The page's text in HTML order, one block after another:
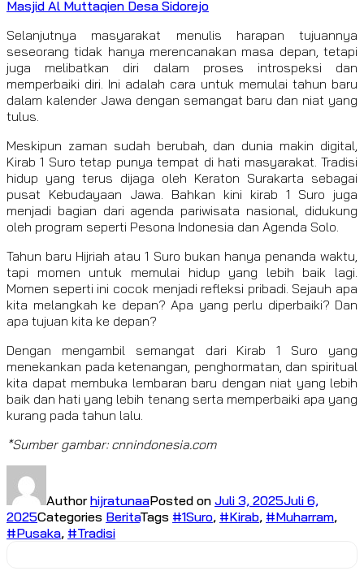
Masjid Al Muttaqien Desa Sidorejo
Selanjutnya masyarakat menulis harapan tujuannya
seseorang tidak hanya merencanakan masa depan, tetapi
juga melibatkan diri dalam proses introspeksi dan
memperbaiki diri. Ini adalah cara untuk memulai tahun baru
dalam kalender Jawa dengan semangat baru dan niat yang
tulus.
Meskipun zaman sudah berubah, dan dunia makin digital,
Kirab 1 Suro tetap punya tempat di hati masyarakat. Tradisi
hidup yang terus dijaga oleh Keraton Surakarta sebagai
pusat Kebudayaan Jawa. Bahkan kini kirab 1 Suro juga
menjadi bagian dari agenda pariwisata nasional, didukung
oleh program seperti Pesona Indonesia dan Agenda Solo.
Tahun baru Hijriah atau 1 Suro bukan hanya penanda waktu,
tapi momen untuk memulai hidup yang lebih baik lagi.
Momen seperti ini cocok menjadi refleksi pribadi. Sejauh apa
kita melangkah ke depan? Apa yang perlu diperbaiki? Dan
apa tujuan kita ke depan?
Dengan mengambil semangat dari Kirab 1 Suro yang
menekankan pada ketenangan, penghormatan, dan spiritual
kita dapat membuka lembaran baru dengan niat yang lebih
baik dan hati yang lebih tenang serta memperbaiki apa yang
kurang pada tahun lalu.
*Sumber gambar: cnnindonesia.com
AuthorhijratunaaPosted on Juli 3, 2025Juli 6,
2025Categories BeritaTags #1Suro, #Kirab, #Muharram,
#Pusaka, #Tradisi